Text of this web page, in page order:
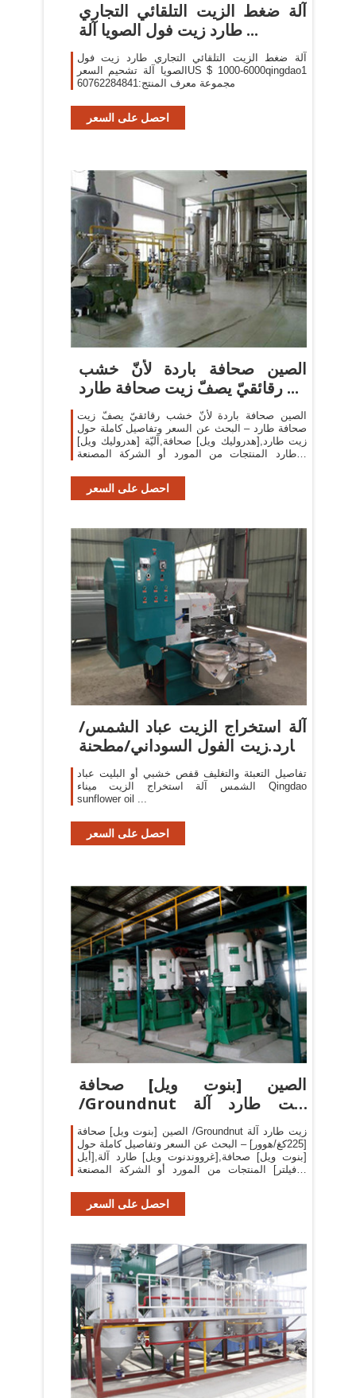
آلة ضغط الزيت التلقائي التجاري
طارد زيت فول الصويا آلة ...
آلة ضغط الزيت التلقائي التجاري طارد زيت فول
الصويا آلة تشحيم السعرUS $ 1000-6000qingdao1
مجموعة معرف المنتج:60762284841
احصل على السعر
الصين صحافة باردة لأنّ خشب
رقائقيّ يصفّ زيت صحافة طارد ...
الصين صحافة باردة لأنّ خشب رقائقيّ يصفّ زيت
صحافة طارد – البحث عن السعر وتفاصيل كاملة حول
زيت طارد,[هدروليك ويل] صحافة,آليّة [هدروليك ويل]
طارد المنتجات من المورد أو الشركة المصنعة -
احصل على السعر
آلة استخراج الزيت عباد الشمس/
طارد زيت الفول السوداني/مطحنة
...
تفاصيل التعبئة والتغليف قفص خشبي أو البليت عباد
الشمس آلة استخراج الزيت ميناء Qingdao
sunflower oil ...
احصل على السعر
الصين [بنوت ويل] صحافة
/Groundnut زيت طارد آلة
الصين [بنوت ويل] صحافة /Groundnut زيت طارد آلة
[225كغ/هوور] – البحث عن السعر وتفاصيل كاملة حول
[بنوت ويل] صحافة,[غرووندنوت ويل] طارد آلة,[أيل
فيلتر] المنتجات من المورد أو الشركة المصنعة -
احصل على السعر